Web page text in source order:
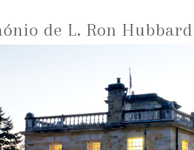
de L. Ron Hubbard